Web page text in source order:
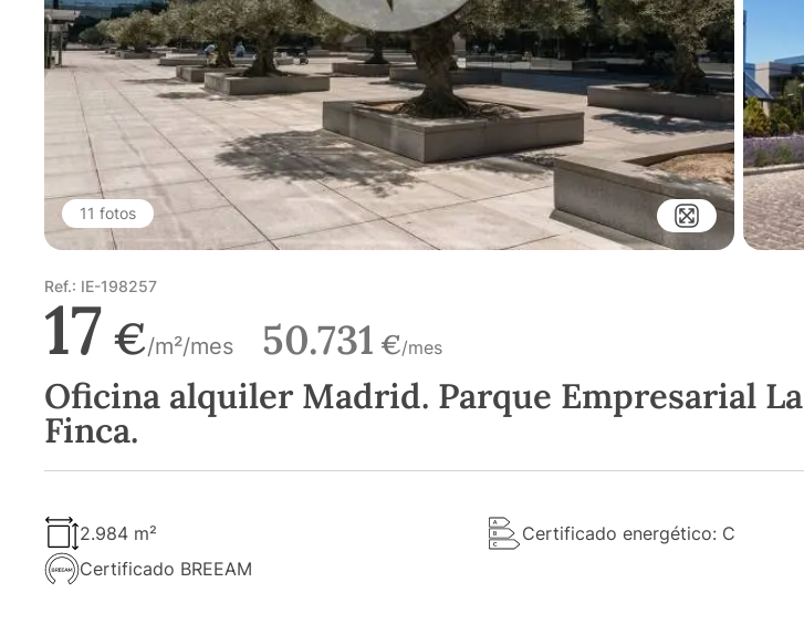
11 fotos
Ref.: IE-198257
17 €/m²/mes 50.731 €/mes
Oficina alquiler Madrid. Parque Empresarial La
Finca.
2.984 m²
Certificado energético: C
Certificado BREEAM